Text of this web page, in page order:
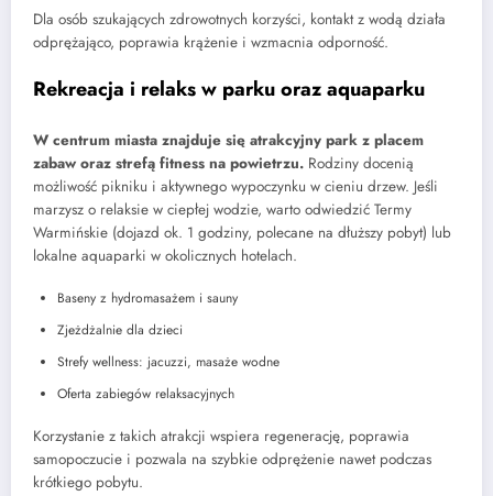
Dla osób szukających zdrowotnych korzyści, kontakt z wodą działa
odprężająco, poprawia krążenie i wzmacnia odporność.
Rekreacja i relaks w parku oraz aquaparku
W centrum miasta znajduje się atrakcyjny park z placem
zabaw oraz strefą fitness na powietrzu. Rodziny docenią
możliwość pikniku i aktywnego wypoczynku w cieniu drzew. Jeśli
marzysz o relaksie w ciepłej wodzie, warto odwiedzić Termy
Warmińskie (dojazd ok. 1 godziny, polecane na dłuższy pobyt) lub
lokalne aquaparki w okolicznych hotelach.
Baseny z hydromasażem i sauny
Zjeżdżalnie dla dzieci
Strefy wellness: jacuzzi, masaże wodne
Oferta zabiegów relaksacyjnych
Korzystanie z takich atrakcji wspiera regenerację, poprawia
samopoczucie i pozwala na szybkie odprężenie nawet podczas
krótkiego pobytu.